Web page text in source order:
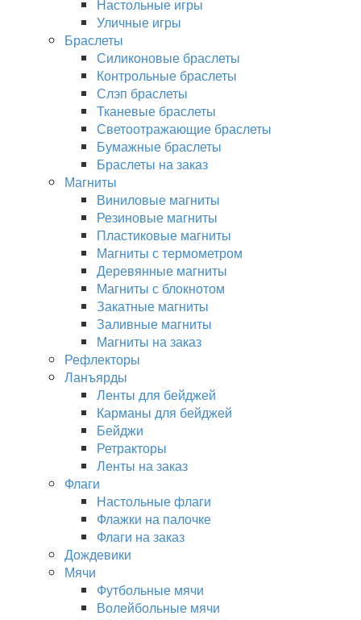
Настольные игры
Уличные игры
Браслеты
Силиконовые браслеты
Контрольные браслеты
Слэп браслеты
Тканевые браслеты
Светоотражающие браслеты
Бумажные браслеты
Браслеты на заказ
Магниты
Виниловые магниты
Резиновые магниты
Пластиковые магниты
Магниты с термометром
Деревянные магниты
Магниты с блокнотом
Закатные магниты
Заливные магниты
Магниты на заказ
Рефлекторы
Ланъярды
Ленты для бейджей
Карманы для бейджей
Бейджи
Ретракторы
Ленты на заказ
Флаги
Настольные флаги
Флажки на палочке
Флаги на заказ
Дождевики
Мячи
Футбольные мячи
Волейбольные мячи